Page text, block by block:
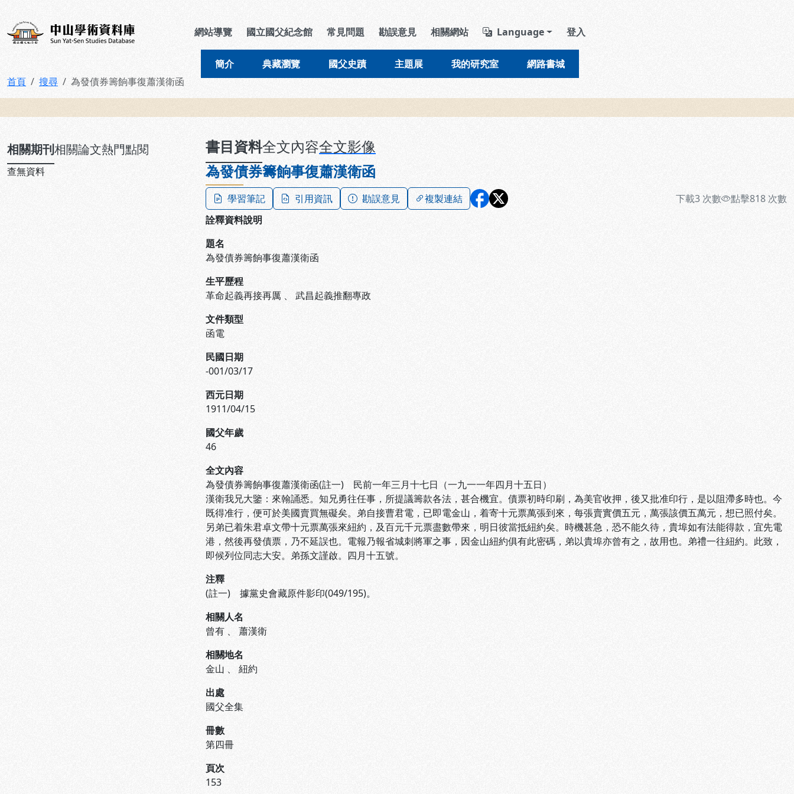
中山學術資料庫 導覽列區塊
網站導覽 國立國父紀念館 常見問題 勘誤意見 相關網站 Language 登入
簡介 典藏瀏覽 國父史蹟 主題展 我的研究室 網路書城
首頁 搜尋 為發債券籌餉事復蕭漢衛函
相關期刊相關論文熱門點閱
查無資料
書目資料全文內容全文影像
為發債券籌餉事復蕭漢衛函
學習筆記 引用資訊 勘誤意見 複製連結 下載3 次數 點擊818 次數
詮釋資料說明
題名
為發債券籌餉事復蕭漢衛函
生平歷程
革命起義再接再厲 、 武昌起義推翻專政
文件類型
函電
民國日期
-001/03/17
西元日期
1911/04/15
國父年歲
46
全文內容
為發債券籌餉事復蕭漢衛函(註一) 民前一年三月十七日（一九一一年四月十五日）
漢衛我兄大鑒：來翰誦悉。知兄勇往任事，所提議籌款各法，甚合機宜。債票初時印刷，為美官收押，後又批准印行，是以阻滯多時也。今
既得准行，便可於美國賣買無礙矣。弟自接曹君電，已即電金山，着寄十元票萬張到來，每張賣實價五元，萬張該價五萬元，想已照付矣。
另弟已着朱君卓文帶十元票萬張來紐約，及百元千元票盡數帶來，明日彼當抵紐約矣。時機甚急，恐不能久待，貴埠如有法能得款，宜先電
港，然後再發債票，乃不延誤也。電報乃報省城刺將軍之事，因金山紐約俱有此密碼，弟以貴埠亦曾有之，故用也。弟禮一往紐約。此致，
即候列位同志大安。弟孫文謹啟。四月十五號。
注釋
(註一) 據黨史會藏原件影印(049/195)。
相關人名
曾有 、 蕭漢衛
相關地名
金山 、 紐約
出處
國父全集
冊數
第四冊
頁次
153